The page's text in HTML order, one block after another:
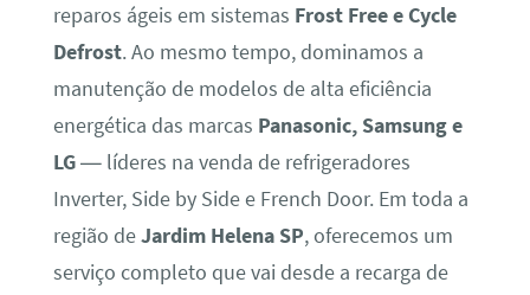
reparos ágeis em sistemas Frost Free e Cycle
Defrost. Ao mesmo tempo, dominamos a
manutenção de modelos de alta eficiência
energética das marcas Panasonic, Samsung e
LG— líderes na venda de refrigeradores
Inverter, Side by Side e French Door. Em toda a
região deJardim Helena SP, oferecemos um
serviço completo que vai desde a recarga de